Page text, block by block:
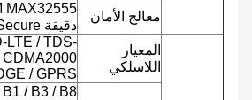
معالج الأمان
دقيقة DeepCover Secure)
المعيار
اللاسلكي
LTE / TDS-
CDMA2000
/ GPRS